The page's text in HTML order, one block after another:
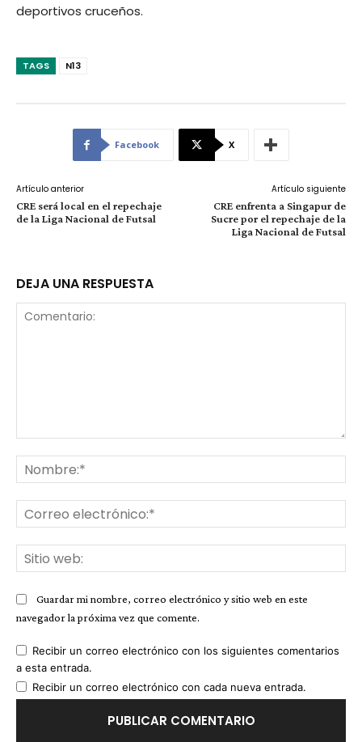
deportivos cruceños.
TAGS N13
Facebook X
Artículo anterior
CRE será local en el repechaje
de la Liga Nacional de Futsal
Artículo siguiente
CRE enfrenta a Singapur de
Sucre por el repechaje de la
Liga Nacional de Futsal
DEJA UNA RESPUESTA
Guardar mi nombre, correo electrónico y sitio web en este
navegador la próxima vez que comente.
Recibir un correo electrónico con los siguientes comentarios
a esta entrada.
Recibir un correo electrónico con cada nueva entrada.